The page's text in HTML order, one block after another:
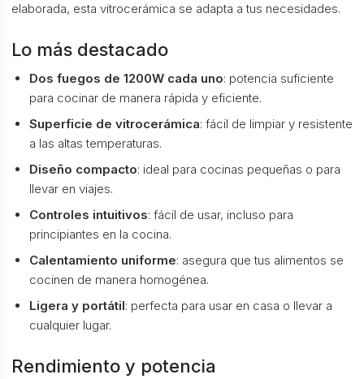
elaborada, esta vitrocerámica se adapta a tus necesidades.
Lo más destacado
Dos fuegos de 1200W cada uno: potencia suficiente
para cocinar de manera rápida y eficiente.
Superficie de vitrocerámica: fácil de limpiar y resistente
a las altas temperaturas.
Diseño compacto: ideal para cocinas pequeñas o para
llevar en viajes.
Controles intuitivos: fácil de usar, incluso para
principiantes en la cocina.
Calentamiento uniforme: asegura que tus alimentos se
cocinen de manera homogénea.
Ligera y portátil: perfecta para usar en casa o llevar a
cualquier lugar.
Rendimiento y potencia